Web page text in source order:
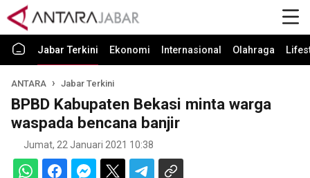
Jabar Terkini Ekonomi Internasional Olahraga
ANTARA Jabar Terkini
BPBD Kabupaten Bekasi minta warga
waspada bencana banjir
Jumat, 22 Januari 2021 10:38